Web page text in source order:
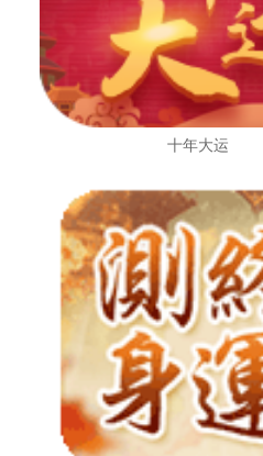
十年大运